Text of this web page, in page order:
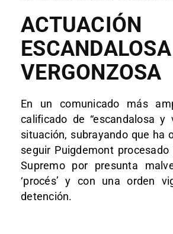
ACTUACIÓN
VERGONZOSA
En un comunicado más
calificado de “escandalosa y
situación, subrayando que ha
seguir Puigdemont procesado
Supremo por presunta
‘procés’ y con una orden
detención.